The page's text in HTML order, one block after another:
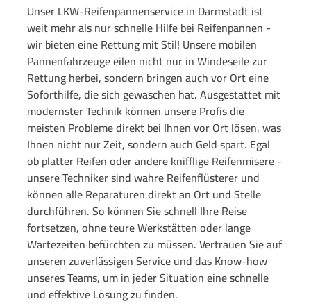
Unser LKW-Reifenpannenservice in Darmstadt ist
weit mehr als nur schnelle Hilfe bei Reifenpannen -
wir bieten eine Rettung mit Stil! Unsere mobilen
Pannenfahrzeuge eilen nicht nur in Windeseile zur
Rettung herbei, sondern bringen auch vor Ort eine
Soforthilfe, die sich gewaschen hat. Ausgestattet mit
modernster Technik können unsere Profis die
meisten Probleme direkt bei Ihnen vor Ort lösen, was
Ihnen nicht nur Zeit, sondern auch Geld spart. Egal
ob platter Reifen oder andere knifflige Reifenmisere -
unsere Techniker sind wahre Reifenflüsterer und
können alle Reparaturen direkt an Ort und Stelle
durchführen. So können Sie schnell Ihre Reise
fortsetzen, ohne teure Werkstätten oder lange
Wartezeiten befürchten zu müssen. Vertrauen Sie auf
unseren zuverlässigen Service und das Know-how
unseres Teams, um in jeder Situation eine schnelle
und effektive Lösung zu finden.